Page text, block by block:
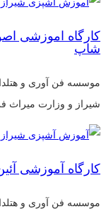
کارگاه اموزشی
شاپ
موسسه فن آوری و
شیراز و وزارت میراث
کارگاه آموزشی
موسسه فن آوری و